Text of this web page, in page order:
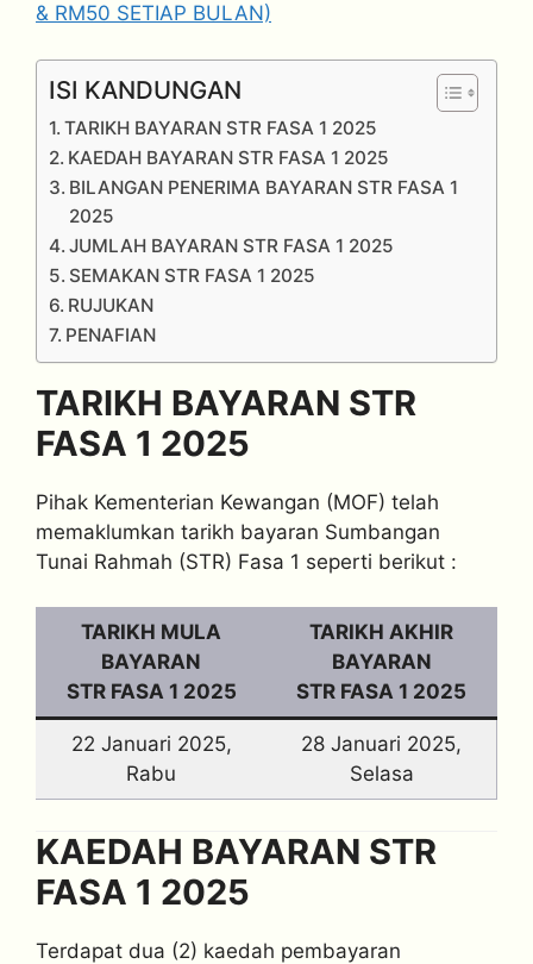
& RM50 SETIAP BULAN)
ISI KANDUNGAN
TARIKH BAYARAN STR FASA 1 2025
KAEDAH BAYARAN STR FASA 1 2025
BILANGAN PENERIMA BAYARAN STR FASA 1
2025
JUMLAH BAYARAN STR FASA 1 2025
SEMAKAN STR FASA 1 2025
RUJUKAN
PENAFIAN
TARIKH BAYARAN STR
FASA 1 2025
Pihak Kementerian Kewangan (MOF) telah
memaklumkan tarikh bayaran Sumbangan
Tunai Rahmah (STR) Fasa 1 seperti berikut :
TARIKH MULA
BAYARAN
STR FASA 1 2025
TARIKH AKHIR
BAYARAN
STR FASA 1 2025
22 Januari 2025,
Rabu
28 Januari 2025,
Selasa
KAEDAH BAYARAN STR
FASA 1 2025
Terdapat dua (2) kaedah pembayaran